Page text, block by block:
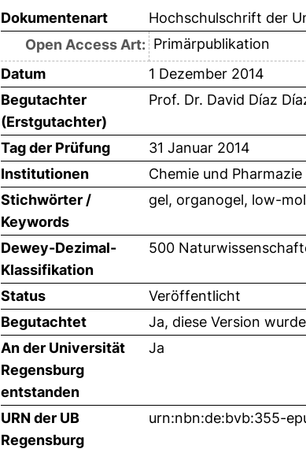
Dokumentenart
Hochschulschrift der
Open Access Art: Primärpublikation
Datum
1 Dezember 2014
Begutachter
(Erstgutachter)
Prof. Dr. David Díaz
Tag der Prüfung
31 Januar 2014
Institutionen
Chemie und
Stichwörter /
Keywords
gel, organogel, low-
Dewey-Dezimal-
Klassifikation
500
Status
Veröffentlicht
Begutachtet
Ja, diese Version
An der Universität
Regensburg
entstanden
Ja
URN der UB
Regensburg
urn:nbn:de:bvb:355-